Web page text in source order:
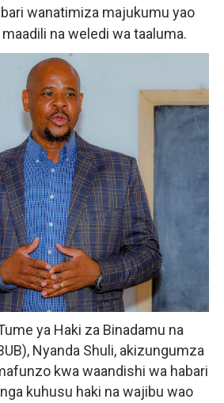
wanatimiza majukumu yao
na weledi wa taaluma.
ya Haki za Binadamu na
Nyanda Shuli, akizungumza
kwa waandishi wa habari
kuhusu haki na wajibu wao